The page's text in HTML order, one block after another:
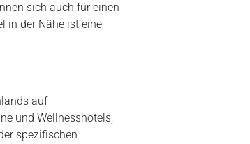
sich auch für einen
in der Nähe ist eine
auf
und Wellnesshotels,
spezifischen